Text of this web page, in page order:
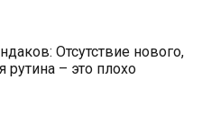
Отсутствие нового,
рутина – это плохо